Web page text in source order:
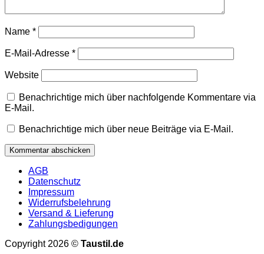
Name *
E-Mail-Adresse *
Website
Benachrichtige mich über nachfolgende Kommentare via
E-Mail.
Benachrichtige mich über neue Beiträge via E-Mail.
AGB
Datenschutz
Impressum
Widerrufsbelehrung
Versand & Lieferung
Zahlungsbedigungen
Copyright 2026 © Taustil.de